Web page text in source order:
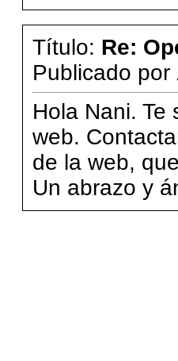
Título: Re:
Publicado por
Hola Nani. Te
web.
de la web,
Un abrazo y